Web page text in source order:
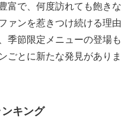
富で、何度訪れても飽きな
ァンを惹きつけ続ける理由
季節限定メニューの登場も
ごとに新たな発見がありま
キング